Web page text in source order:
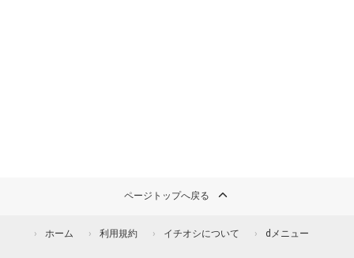
ページトップへ戻る
ホーム 利用規約 イチオシについて dメニュー